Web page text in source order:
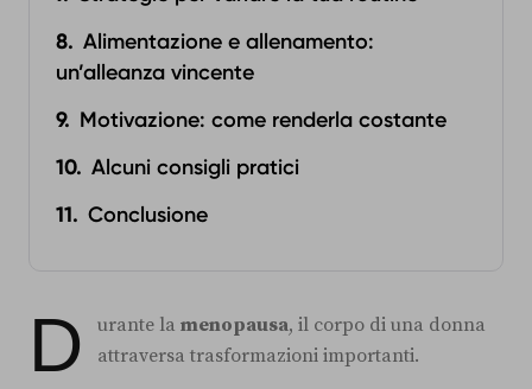
Alimentazione e allenamento:
un’alleanza vincente
Motivazione: come renderla costante
Alcuni consigli pratici
Conclusione
D urante la menopausa, il corpo di una donna
attraversa trasformazioni importanti.